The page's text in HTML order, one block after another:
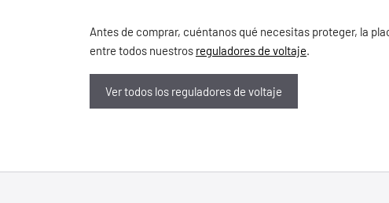
Antes de comprar, cuéntanos qué necesitas proteger, la
entre todos nuestros reguladores de voltaje.
Ver todos los reguladores de voltaje